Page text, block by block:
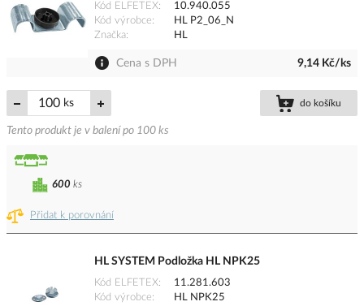
Kód ELFETEX
10.940.055
Kód výrobce
HL P2_06_N
Značka
HL
Cena s DPH 9,14 Kč/ks
ks do košíku
Tento produkt je v balení po 100 ks
Přidat k porovnání
600 ks
HL SYSTEM Podložka HL NPK25
Kód ELFETEX
11.281.603
Kód výrobce
HL NPK25